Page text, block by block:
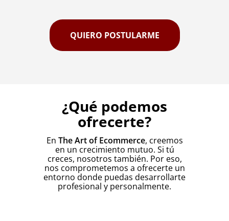
QUIERO POSTULARME
¿Qué podemos
ofrecerte?
En The Art of Ecommerce, creemos
en un crecimiento mutuo. Si tú
creces, nosotros también. Por eso,
nos comprometemos a ofrecerte un
entorno donde puedas desarrollarte
profesional y personalmente.